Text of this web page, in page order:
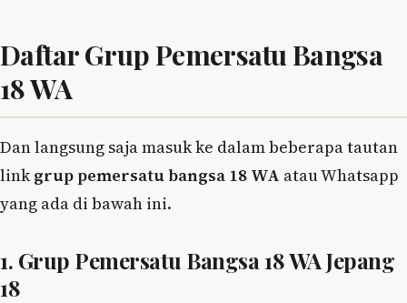
Daftar Grup Pemersatu Bangsa
18 WA
Dan langsung saja masuk ke dalam beberapa tautan
linkgrup pemersatu bangsa 18 WA atau Whatsapp
yang ada di bawah ini.
1. Grup Pemersatu Bangsa 18 WA Jepang
18